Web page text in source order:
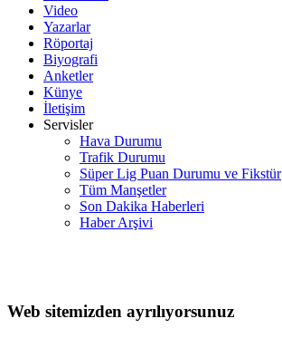
Video
Yazarlar
Röportaj
Biyografi
Anketler
Künye
İletişim
Servisler
Hava Durumu
Trafik Durumu
Süper Lig Puan Durumu ve Fikstür
Tüm Manşetler
Son Dakika Haberleri
Haber Arşivi
Web sitemizden ayrılıyorsunuz